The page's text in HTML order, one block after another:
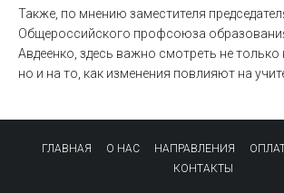
Также, по мнению заместителя
Общероссийского профсоюза
Авдеенко, здесь важно смотреть не только
но и на то, как изменения повлияют на
ГЛАВНАЯ О НАС НАПРАВЛЕНИЯ
КОНТАКТЫ